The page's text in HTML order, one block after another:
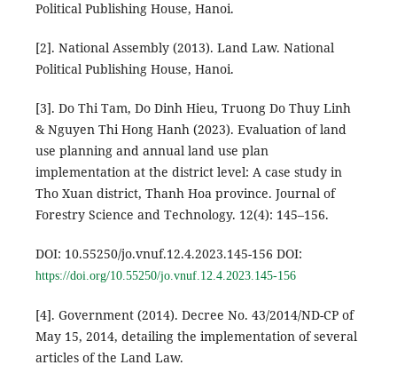
Political Publishing House, Hanoi.
[2]. National Assembly (2013). Land Law. National
Political Publishing House, Hanoi.
[3]. Do Thi Tam, Do Dinh Hieu, Truong Do Thuy Linh
& Nguyen Thi Hong Hanh (2023). Evaluation of land
use planning and annual land use plan
implementation at the district level: A case study in
Tho Xuan district, Thanh Hoa province. Journal of
Forestry Science and Technology. 12(4): 145–156.
DOI: 10.55250/jo.vnuf.12.4.2023.145-156 DOI:
https://doi.org/10.55250/jo.vnuf.12.4.2023.145-156
[4]. Government (2014). Decree No. 43/2014/ND-CP of
May 15, 2014, detailing the implementation of several
articles of the Land Law.